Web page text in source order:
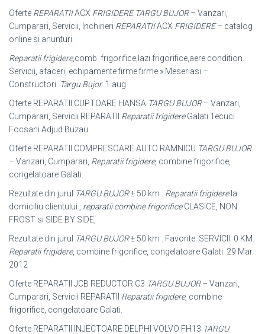
Oferte REPARATIIACX FRIGIDERE TARGU BUJOR– Vanzari,
Cumparari, Servicii, Inchirieri REPARATIIACX FRIGIDERE– catalog
online si anunturi.
Reparatii frigidere,comb. frigorifice,lazi frigorifice,aere condition.
Servicii, afaceri, echipamente firme firme » Meseriasi –
Constructori. Targu Bujor. 1 aug
Oferte REPARATII CUPTOARE HANSA TARGU BUJOR– Vanzari,
Cumparari, Servicii REPARATII Reparatii frigidereGalati Tecuci
Focsani Adjud Buzau.
Oferte REPARATII COMPRESOARE AUTO RAMNICU TARGU BUJOR
– Vanzari, Cumparari, Reparatii frigidere, combine frigorifice,
congelatoare Galati.
Rezultate din jurul TARGU BUJOR± 50 km . Reparatii frigiderela
domiciliu clientului , reparatii combine frigorificeCLASICE, NON
FROST si SIDE BY SIDE,
Rezultate din jurul TARGU BUJOR± 50 km . Favorite. SERVICII. 0 KM.
Reparatii frigidere, combine frigorifice, congelatoare Galati. 29 Mar
2012
Oferte REPARATII JCB REDUCTOR C3 TARGU BUJOR– Vanzari,
Cumparari, Servicii REPARATII Reparatii frigidere, combine
frigorifice, congelatoare Galati
Oferte REPARATII INJECTOARE DELPHI VOLVO FH13 TARGU